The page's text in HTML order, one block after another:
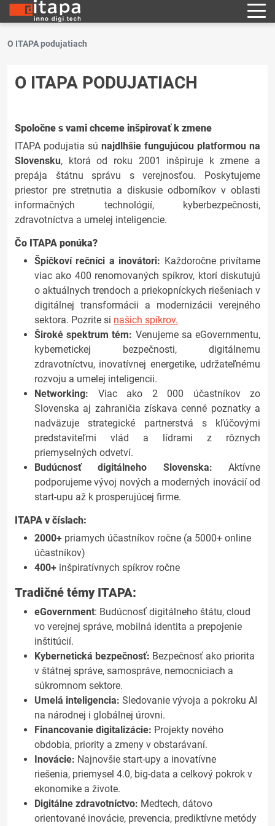
O ITAPA podujatiach
O ITAPA PODUJATIACH
Spoločne s vami chceme inšpirovať k zmene
ITAPA podujatia sú najdlhšie fungujúcou platformou na
Slovensku, ktorá od roku 2001 inšpiruje k zmene a
prepája štátnu správu s verejnosťou. Poskytujeme
priestor pre stretnutia a diskusie odborníkov v oblasti
informačných technológií, kyberbezpečnosti,
zdravotníctva a umelej inteligencie.
Čo ITAPA ponúka?
Špičkoví rečníci a inovátori: Každoročne privítame
viac ako 400 renomovaných spíkrov, ktorí diskutujú
o aktuálnych trendoch a priekopníckych riešeniach v
digitálnej transformácii a modernizácii verejného
sektora. Pozrite si našich spíkrov.
Široké spektrum tém: Venujeme sa eGovernmentu,
kybernetickej bezpečnosti, digitálnemu
zdravotníctvu, inovatívnej energetike, udržateľnému
rozvoju a umelej inteligencii.
Networking: Viac ako 2 000 účastníkov zo
Slovenska aj zahraničia získava cenné poznatky a
nadväzuje strategické partnerstvá s kľúčovými
predstaviteľmi vlád a lídrami z rôznych
priemyselných odvetví.
Budúcnosť digitálneho Slovenska: Aktívne
podporujeme vývoj nových a moderných inovácií od
start-upu až k prosperujúcej firme.
ITAPA v číslach:
2000+ priamych účastníkov ročne (a 5000+ online
účastníkov)
400+ inšpiratívnych spíkrov ročne
Tradičné témy ITAPA:
eGovernment: Budúcnosť digitálneho štátu, cloud
vo verejnej správe, mobilná identita a prepojenie
inštitúcií.
Kybernetická bezpečnosť: Bezpečnosť ako priorita
v štátnej správe, samospráve, nemocniciach a
súkromnom sektore.
Umelá inteligencia: Sledovanie vývoja a pokroku AI
na národnej i globálnej úrovni.
Financovanie digitalizácie: Projekty nového
obdobia, priority a zmeny v obstarávaní.
Inovácie: Najnovšie start-upy a inovatívne
riešenia, priemysel 4.0, big-data a celkový pokrok v
ekonomike a živote.
Digitálne zdravotníctvo: Medtech, dátovo
orientované inovácie, prevencia, prediktívne metódy